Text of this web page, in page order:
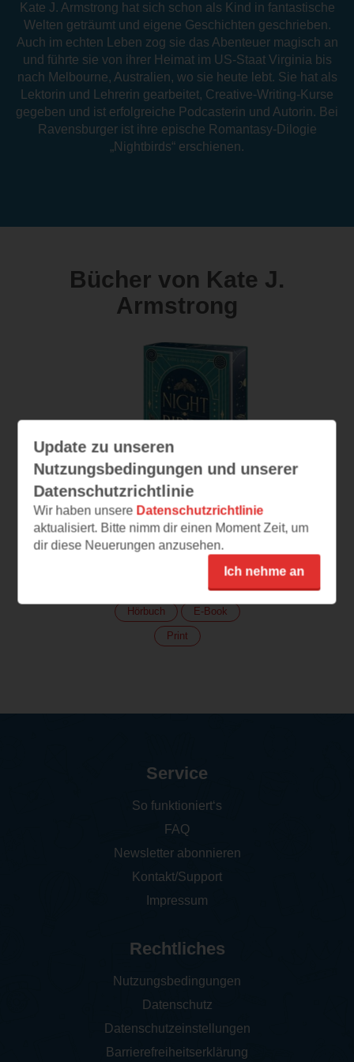
Kate J. Armstrong hat sich schon als Kind in fantastische
Welten geträumt und eigene Geschichten geschrieben.
Auch im echten Leben zog sie das Abenteuer magisch an
und führte sie von ihrer Heimat im US-Staat Virginia bis
nach Melbourne, Australien, wo sie heute lebt. Sie hat als
Lektorin und Lehrerin gearbeitet, Creative-Writing-Kurse
gegeben und ist erfolgreiche Podcasterin und Autorin. Bei
Ravensburger ist ihre epische Romantasy-Dilogie
„Nightbirds“ erschienen.
Bücher von Kate J.
Armstrong
Der Kuss der
Nachtigall
Hörbuch E-Book
Print
Update zu unseren
Nutzungsbedingungen und unserer
Datenschutzrichtlinie
Wir haben unsere Datenschutzrichtlinie
aktualisiert. Bitte nimm dir einen Moment Zeit, um
dir diese Neuerungen anzusehen.
Ich nehme an
Service
So funktioniert‘s
FAQ
Newsletter abonnieren
Kontakt/Support
Impressum
Rechtliches
Nutzungsbedingungen
Datenschutz
Datenschutzeinstellungen
Barrierefreiheitserklärung